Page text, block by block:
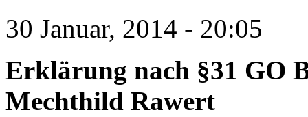
30 Januar, 2014 - 20:05
Erklärung nach §31 GO
Mechthild Rawert